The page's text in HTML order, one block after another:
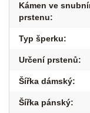
Kámen ve
prstenu:
Typ šperku:
Určení prstenů:
Šířka dámský:
Šířka pánský: